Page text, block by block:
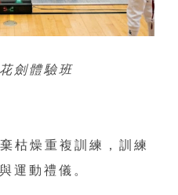
劍體驗班
枯燥重複訓練，訓練
運動禮儀。